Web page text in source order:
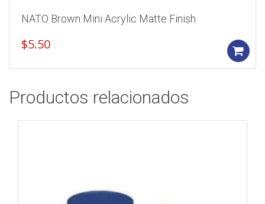
NATO Brown Mini Acrylic Matte Finish
$5.50
Productos relacionados